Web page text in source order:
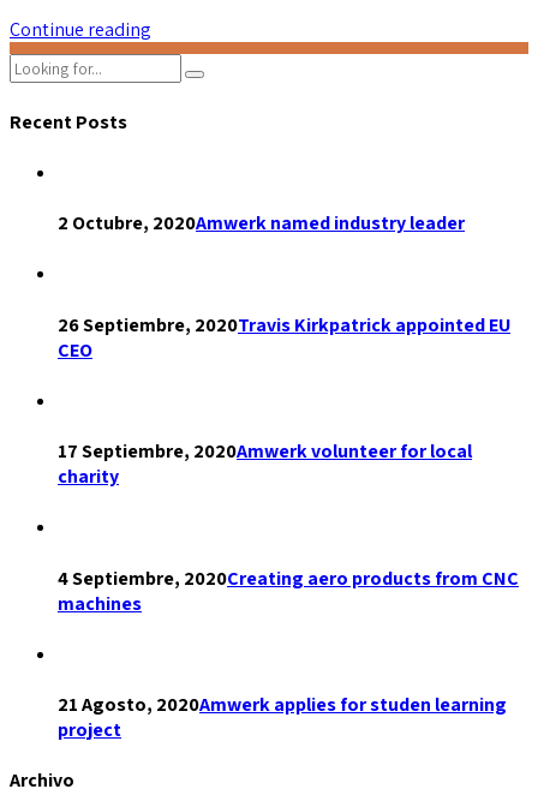
Continue reading
Recent Posts
2 Octubre, 2020Amwerk named industry leader
26 Septiembre, 2020Travis Kirkpatrick appointed EU
CEO
17 Septiembre, 2020Amwerk volunteer for local
charity
4 Septiembre, 2020Creating aero products from CNC
machines
21 Agosto, 2020Amwerk applies for studen learning
project
Archivo